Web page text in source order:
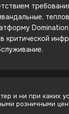
критической
и ни при каких
розничными